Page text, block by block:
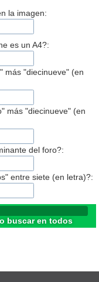
la imagen:
es un A4?:
más "diecinueve" (en
más "diecinueve" (en
del foro?:
entre siete (en letra)?:
buscar en todos